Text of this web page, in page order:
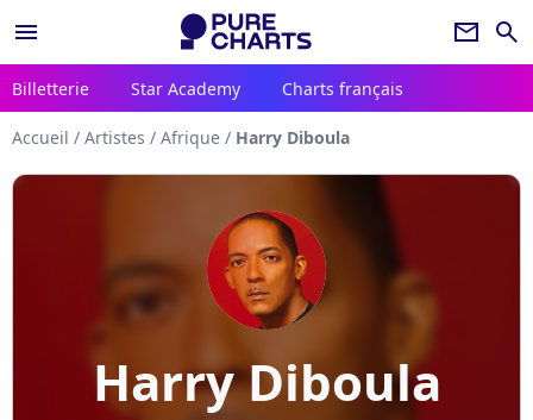
menu newsletter search
Billetterie Star Academy Charts français
Accueil / Artistes / Afrique / Harry Diboula
Harry Diboula